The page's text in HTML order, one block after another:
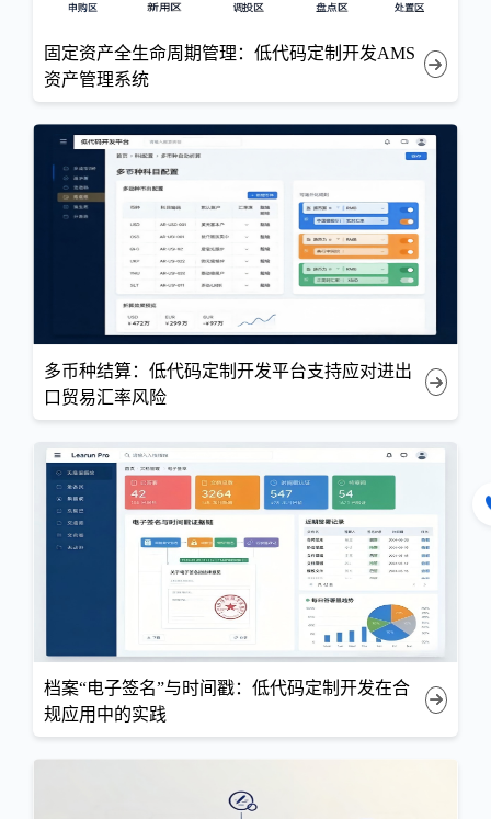
固定资产全生命周期管理：低代码定制开发AMS
资产管理系统
多币种结算：低代码定制开发平台支持应对进出
口贸易汇率风险
档案“电子签名”与时间戳：低代码定制开发在合
规应用中的实践